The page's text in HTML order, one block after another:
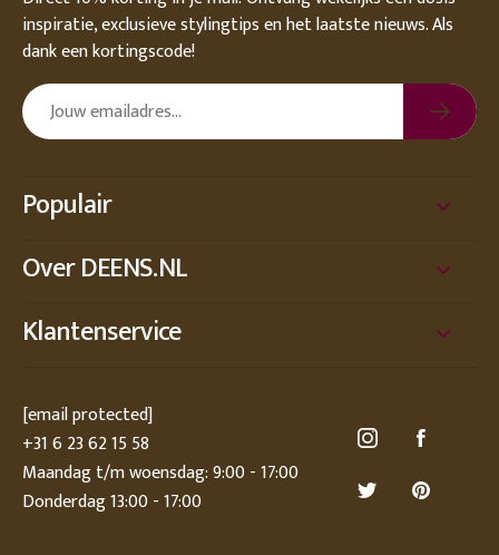
inspiratie, exclusieve stylingtips en het laatste nieuws. Als
dank een kortingscode!
Populair
Over DEENS.NL
Klantenservice
[email protected]
+31 6 23 62 15 58
Maandag t/m woensdag: 9:00 - 17:00
Donderdag 13:00 - 17:00